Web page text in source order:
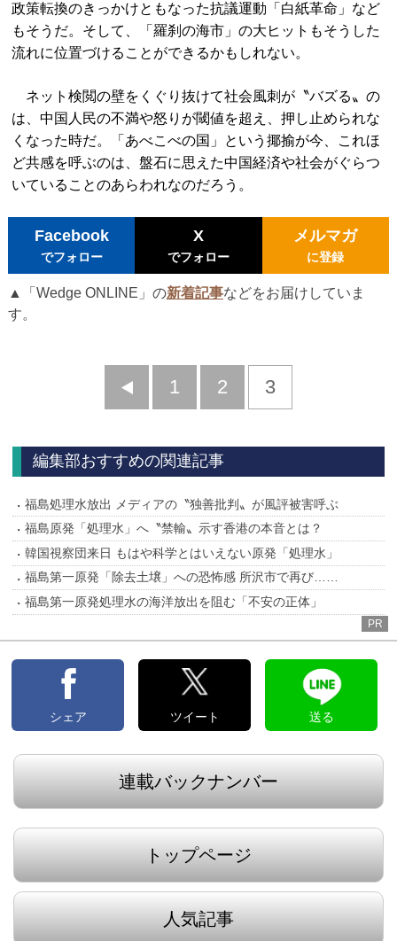
政策転換のきっかけともなった抗議運動「白紙革命」など
もそうだ。そして、「羅刹の海市」の大ヒットもそうした
流れに位置づけることができるかもしれない。
ネット検閲の壁をくぐり抜けて社会風刺が〝バズる〟の
は、中国人民の不満や怒りが閾値を超え、押し止められな
くなった時だ。「あべこべの国」という揶揄が今、これほ
ど共感を呼ぶのは、盤石に思えた中国経済や社会がぐらつ
いていることのあらわれなのだろう。
Facebook
でフォロー
X
でフォロー
メルマガ
に登録
▲「Wedge ONLINE」の新着記事などをお届けしていま
す。
前
1 2 3
編集部おすすめの関連記事
福島処理水放出 メディアの〝独善批判〟が風評被害呼ぶ
福島原発「処理水」へ〝禁輸〟示す香港の本音とは？
韓国視察団来日 もはや科学とはいえない原発「処理水」
福島第一原発「除去土壌」への恐怖感 所沢市で再び……
福島第一原発処理水の海洋放出を阻む「不安の正体」
PR
シェア ツイート 送る
連載バックナンバー
トップページ
人気記事